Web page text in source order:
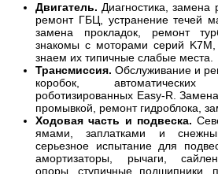
Двигатель. Диагностика,
ремонт ГБЦ, устранение течей
замена прокладок, ремонт
знакомы с моторами серий
знаем их типичные слабые места.
Трансмиссия. Обслуживание и
коробок,
роботизированных Easy-R.
промывкой, ремонт гидроблока,
Ходовая часть и подвеска.
ямами, заплатками и
серьезное испытание для
амортизаторы, рычаги,
опоры, ступичные подшипники,